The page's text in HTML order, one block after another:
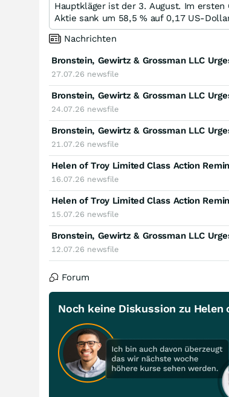
Hauptkläger ist der 3. August. Im
Aktie sank um 58,5 % auf 0,17 US-
Nachrichten
27.07.26 newsfile
24.07.26 newsfile
21.07.26 newsfile
16.07.26 newsfile
15.07.26 newsfile
12.07.26 newsfile
Forum
Noch keine Diskussion zu Helen